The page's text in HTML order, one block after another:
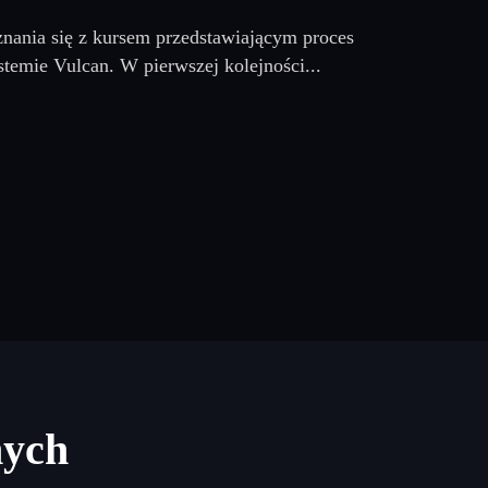
się z kursem przedstawiającym proces
Vulcan. W pierwszej kolejności...